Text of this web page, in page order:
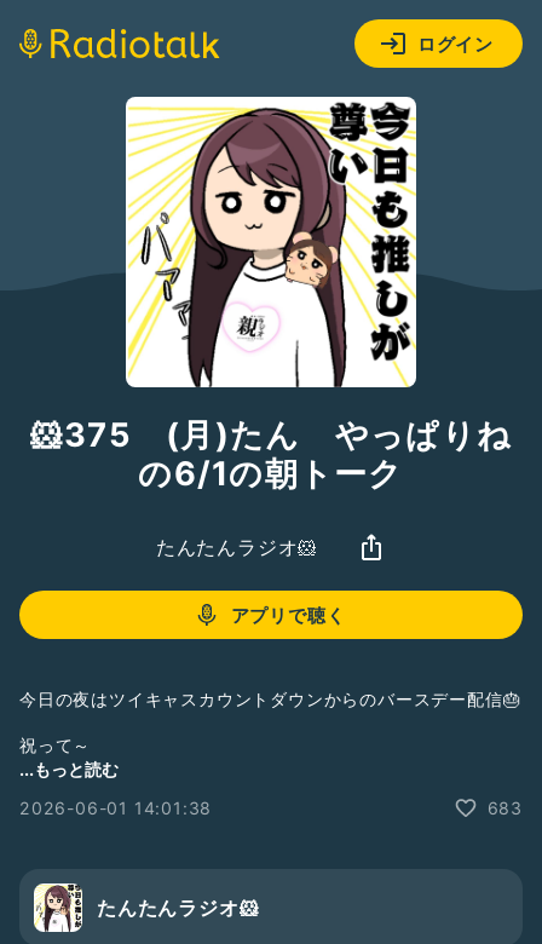
ログイン
🐹375 (月)たん やっぱりね
の6/1の朝トーク
たんたんラジオ🐹
アプリで聴く
今日の夜はツイキャスカウントダウンからのバースデー配信🎂
祝って～
#不定期の通勤収録
#はむてちてち
...もっと読む
2026-06-01 14:01:38
683
たんたんラジオ🐹